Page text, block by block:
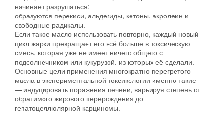
начинает разрушаться:
образуются перекиси, альдегиды, кетоны, акролеин и
свободные радикалы.
Если такое масло использовать повторно, каждый новый
цикл жарки превращает его всё больше в токсическую
смесь, которая уже не имеет ничего общего с
подсолнечником или кукурузой, из которых её сделали.
Основные цели применения многократно перегретого
масла в экспериментальной токсикологии именно такие
— индуцировать поражения печени, варьируя степень от
обратимого жирового перерождения до
гепатоцеллюлярной карциномы.